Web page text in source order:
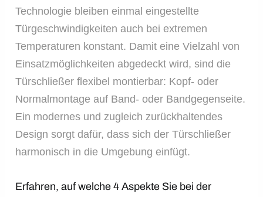
Technologie bleiben einmal eingestellte
Türgeschwindigkeiten auch bei extremen
Temperaturen konstant. Damit eine Vielzahl von
Einsatzmöglichkeiten abgedeckt wird, sind die
Türschließer flexibel montierbar: Kopf- oder
Normalmontage auf Band- oder Bandgegenseite.
Ein modernes und zugleich zurückhaltendes
Design sorgt dafür, dass sich der Türschließer
harmonisch in die Umgebung einfügt.
Erfahren, auf welche 4 Aspekte Sie bei der